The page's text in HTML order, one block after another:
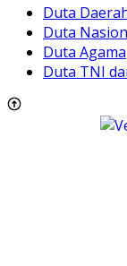
Duta
Duta
Duta Agama
Duta TNI